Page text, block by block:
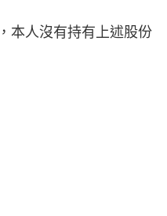
人沒有持有上述股份​​